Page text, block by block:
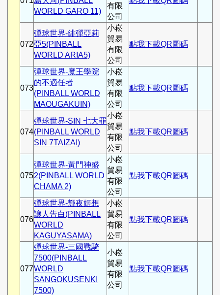
WORLD GARO 11)
有限
公司
072
彈球世界-緋彈亞莉
亞5(PINBALL
WORLD ARIA5)
小崧
貿易
有限
公司
點我下載QR圖碼
073
彈球世界-魔王學院
的不適任者
(PINBALL WORLD
MAOUGAKUIN)
小崧
貿易
有限
公司
點我下載QR圖碼
074
彈球世界-SIN 七大罪
(PINBALL WORLD
SIN 7TAIZAI)
小崧
貿易
有限
公司
點我下載QR圖碼
075
彈球世界-黃門神盛
2(PINBALL WORLD
CHAMA 2)
小崧
貿易
有限
公司
點我下載QR圖碼
076
彈球世界-輝夜姬想
讓人告白(PINBALL
WORLD
KAGUYASAMA)
小崧
貿易
有限
公司
點我下載QR圖碼
077
彈球世界-三國戰騎
7500(PINBALL
WORLD
SANGOKUSENKI
7500)
小崧
貿易
有限
公司
點我下載QR圖碼